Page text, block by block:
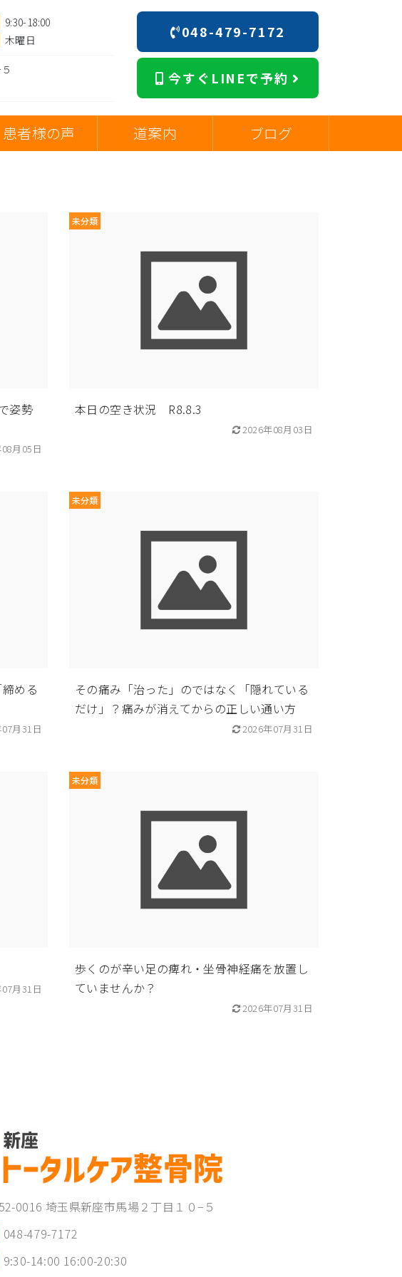
9:30-18:00
木曜日 048-479-7172
今すぐLINEで予約
患者様の声 道案内 ブログ
姿勢
月05日
未分類
本日の空き状況 R8.8.3
2026年08月03日
める
月31日
未分類
その痛み「治った」のではなく「隠れている
だけ」？痛みが消えてからの正しい通い方
2026年07月31日
月31日
未分類
歩くのが辛い足の痺れ・坐骨神経痛を放置し
ていませんか？
2026年07月31日
0016 埼玉県新座市馬場２丁目１０−５
048-479-7172
9:30-14:00 16:00-20:30